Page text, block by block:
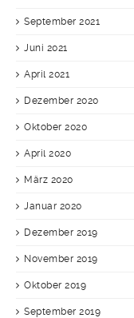
September 2021
Juni 2021
April 2021
Dezember 2020
Oktober 2020
April 2020
März 2020
Januar 2020
Dezember 2019
November 2019
Oktober 2019
September 2019